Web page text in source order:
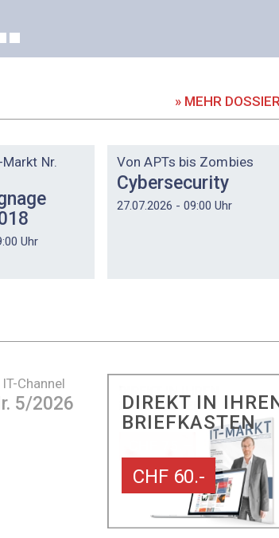
» MEHR
Nr.
Uhr
Von APTs bis Zombies
Cybersecurity
27.07.2026 - 09:00 Uhr
Channel
5/2026
DIREKT IN
BRIEFKASTEN
CHF 60.-